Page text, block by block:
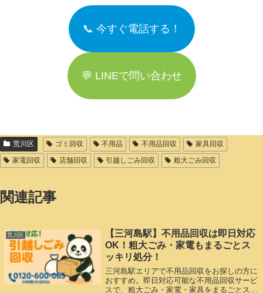
📞 今すぐ電話する！
💬 LINEで問い合わせ
荒川区 ゴミ回収 不用品 不用品回収
家具回収
家電回収
店舗回収 引越しごみ回収 粗大ごみ回収
関連記事
荒川区
【三河島駅】不用品回収は即日対応
OK！粗大ごみ・家電もまるごとス
ッキリ処分！
三河島駅エリアで不用品回収をお探しの方に
おすすめ。即日対応可能な不用品回収サービ
スで、粗大ごみ・家電・家具をまるごとスピ